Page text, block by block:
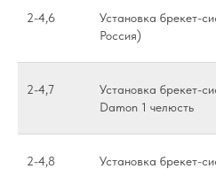
2-4,6
Установка брекет-
Россия)
2-4,7
Установка брекет-
Damon 1 челюсть
2-4,8
Установка брекет-